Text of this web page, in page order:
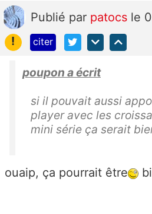
Publié par patocs le
!
citer
poupon a écrit
si il pouvait aussi
player avec les
mini série ça serait
ouaip, ça pourrait être